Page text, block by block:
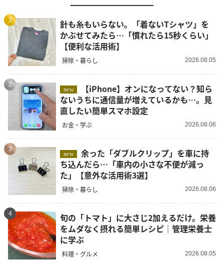
1
針も糸もいらない。「着ないTシャツ」を
かぶせてみたら…「慣れたら15秒くらい」
【便利な活用術】
掃除・暮らし 2026.08.05
2
new
ないうちに通信量が増えているかも…。見
直したい簡単スマホ設定
お金・学ぶ 2026.08.06
3
new
余った「ダブルクリップ」を車に持
ち込んだら…「車内の小さな不便が減っ
た」【意外な活用術3選】
掃除・暮らし 2026.08.06
4
旬の「トマト」に大さじ2加えるだけ。栄養
をムダなく摂れる簡単レシピ｜管理栄養士
に学ぶ
料理・グルメ 2026.08.05